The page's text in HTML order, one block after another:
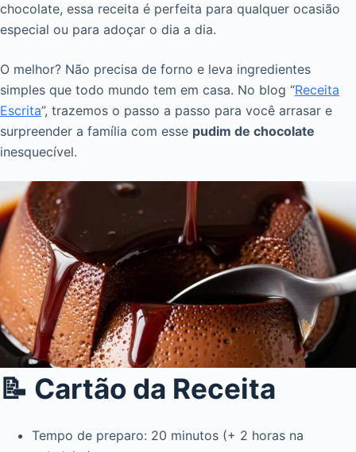
chocolate, essa receita é perfeita para qualquer ocasião
especial ou para adoçar o dia a dia.
O melhor? Não precisa de forno e leva ingredientes
simples que todo mundo tem em casa. No blog “Receita
Escrita”, trazemos o passo a passo para você arrasar e
surpreender a família com esse pudim de chocolate
inesquecível.
📝 Cartão da Receita
Tempo de preparo: 20 minutos (+ 2 horas na